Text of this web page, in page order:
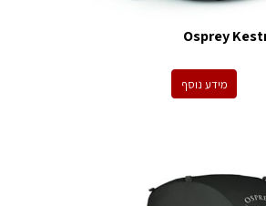
מידע נוסף